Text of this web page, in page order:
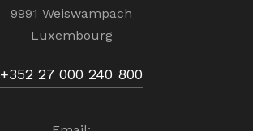
9991 Weiswampach
Luxembourg
+352 27 000 240 800